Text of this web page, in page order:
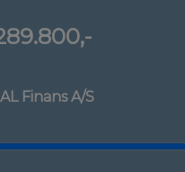
Finans A/S